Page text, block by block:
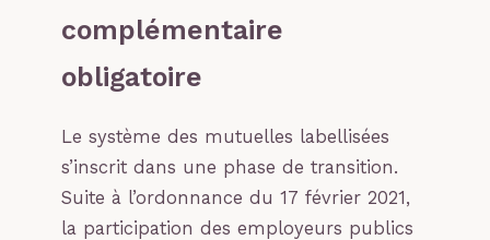
complémentaire
obligatoire
Le système des mutuelles labellisées
s’inscrit dans une phase de transition.
Suite à l’ordonnance du 17 février 2021,
la participation des employeurs publics